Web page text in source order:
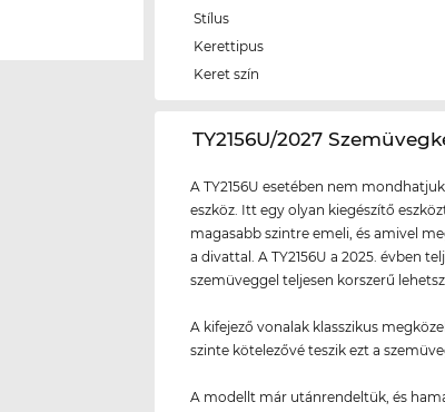
Stílus
Kerettipus
Keret szín
‌TY2156U/2027
A TY2156U esetében nem
eszköz. Itt egy olyan kiegészítő
magasabb szintre emeli, és amivel
a divattal. A TY2156U a 2025. évben
szemüveggel teljesen korszerű
A kifejező vonalak klasszikus
szinte kötelezővé teszik ezt a
A modellt már utánrendeltük, és